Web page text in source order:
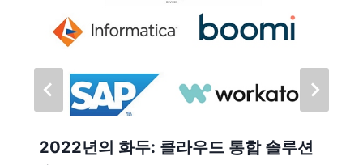
2022년의 화두: 클라우드 통합 솔루션